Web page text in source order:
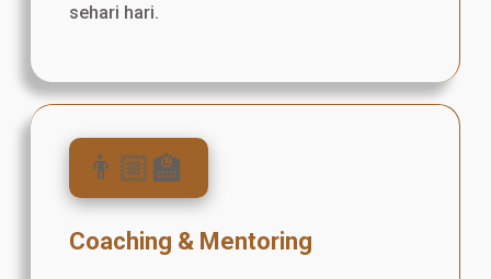
sehari hari.
👨🏼‍🏫
Coaching & Mentoring